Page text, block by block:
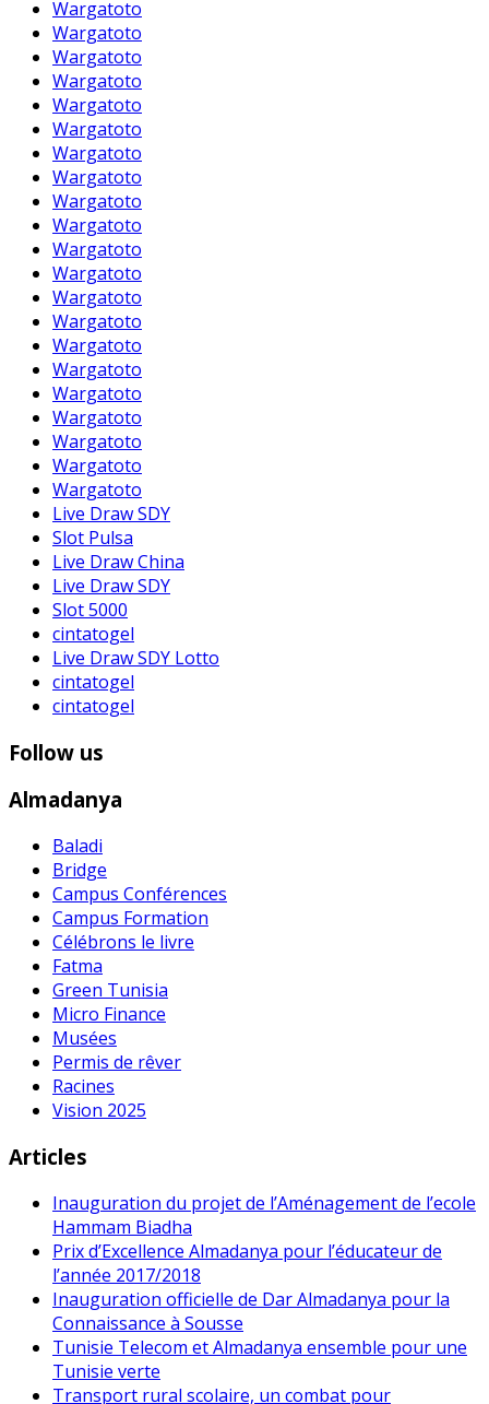
Wargatoto
Wargatoto
Wargatoto
Wargatoto
Wargatoto
Wargatoto
Wargatoto
Wargatoto
Wargatoto
Wargatoto
Wargatoto
Wargatoto
Wargatoto
Wargatoto
Wargatoto
Wargatoto
Wargatoto
Wargatoto
Wargatoto
Wargatoto
Wargatoto
Live Draw SDY
Slot Pulsa
Live Draw China
Live Draw SDY
Slot 5000
cintatogel
Live Draw SDY Lotto
cintatogel
cintatogel
Follow us
Almadanya
Baladi
Bridge
Campus Conférences
Campus Formation
Célébrons le livre
Fatma
Green Tunisia
Micro Finance
Musées
Permis de rêver
Racines
Vision 2025
Articles
Inauguration du projet de l’Aménagement de l’ecole
Hammam Biadha
Prix d’Excellence Almadanya pour l’éducateur de
l’année 2017/2018
Inauguration officielle de Dar Almadanya pour la
Connaissance à Sousse
Tunisie Telecom et Almadanya ensemble pour une
Tunisie verte
Transport rural scolaire, un combat pour